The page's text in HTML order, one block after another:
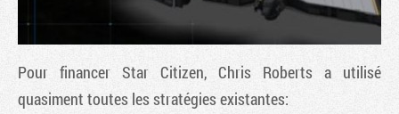
Pour financer Star Citizen, Chris Roberts a utilisé
quasiment toutes les stratégies existantes: